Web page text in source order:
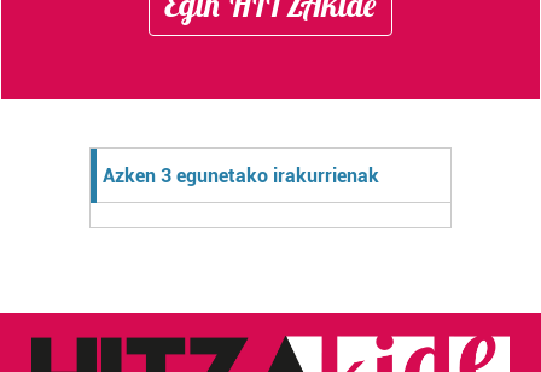
Azken 3 egunetako irakurrienak